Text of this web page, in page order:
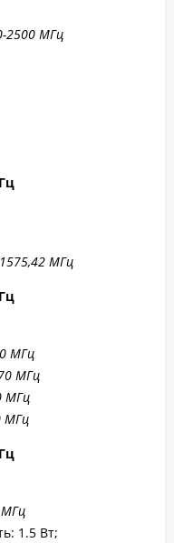
2500 МГц
МГц
МГц
МГц
МГц
МГц
МГц
1.5 Вт;